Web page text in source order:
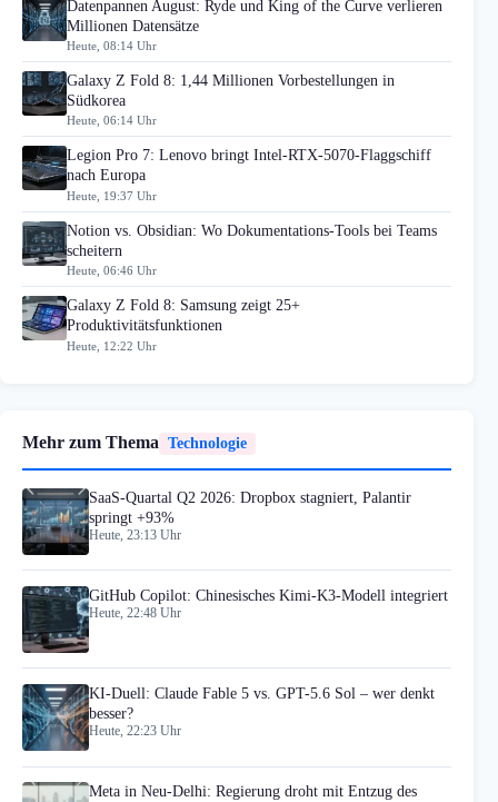
Datenpannen August: Ryde und King of the Curve verlieren
Millionen Datensätze
Heute, 08:14 Uhr
Galaxy Z Fold 8: 1,44 Millionen Vorbestellungen in
Südkorea
Heute, 06:14 Uhr
Legion Pro 7: Lenovo bringt Intel-RTX-5070-Flaggschiff
nach Europa
Heute, 19:37 Uhr
Notion vs. Obsidian: Wo Dokumentations-Tools bei Teams
scheitern
Heute, 06:46 Uhr
Galaxy Z Fold 8: Samsung zeigt 25+
Produktivitätsfunktionen
Heute, 12:22 Uhr
Mehr zum Thema Technologie
SaaS-Quartal Q2 2026: Dropbox stagniert, Palantir
springt +93%
Heute, 23:13 Uhr
GitHub Copilot: Chinesisches Kimi-K3-Modell integriert
Heute, 22:48 Uhr
KI-Duell: Claude Fable 5 vs. GPT-5.6 Sol – wer denkt
besser?
Heute, 22:23 Uhr
Meta in Neu-Delhi: Regierung droht mit Entzug des